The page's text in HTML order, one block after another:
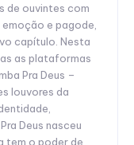
de ouvintes com
e pagode,
capítulo. Nesta
as plataformas
Pra Deus –
louvores da
Deus nasceu
tem o poder de